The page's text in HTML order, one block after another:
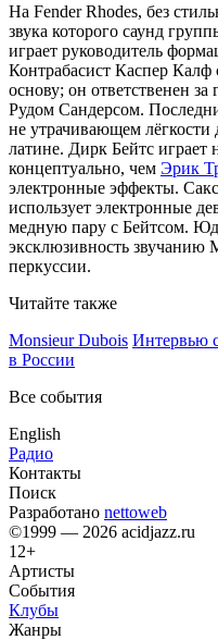
На Fender Rhodes, без
звука которого саунд
играет руководитель
Контрабасист Каспер
основу; он ответственен
Рудом Сандерсом.
не утрачивающем
латине. Дирк Бейтс играет
концептуально, чем Эрик
электронные эффекты.
использует электронные
медную пару с Бейтсом.
эксклюзивность звучанию
перкуссии.
Читайте также
Monsieur Dubois Интервью
в России
Все события
English
Радио
Контакты
Поиск
Разработано nettoweb
©1999 — 2026 acidjazz.ru
12+
Артисты
События
Клубы
Жанры